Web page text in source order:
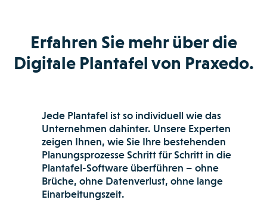
Erfahren Sie mehr über die
Digitale Plantafel von Praxedo.
Jede Plantafel ist so individuell wie das
Unternehmen dahinter. Unsere Experten
zeigen Ihnen, wie Sie Ihre bestehenden
Planungsprozesse Schritt für Schritt in die
Plantafel-Software überführen – ohne
Brüche, ohne Datenverlust, ohne lange
Einarbeitungszeit.